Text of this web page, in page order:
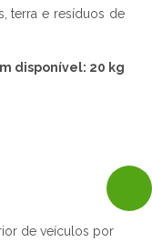
terra e resíduos de
disponível: 20 kg
de veículos por